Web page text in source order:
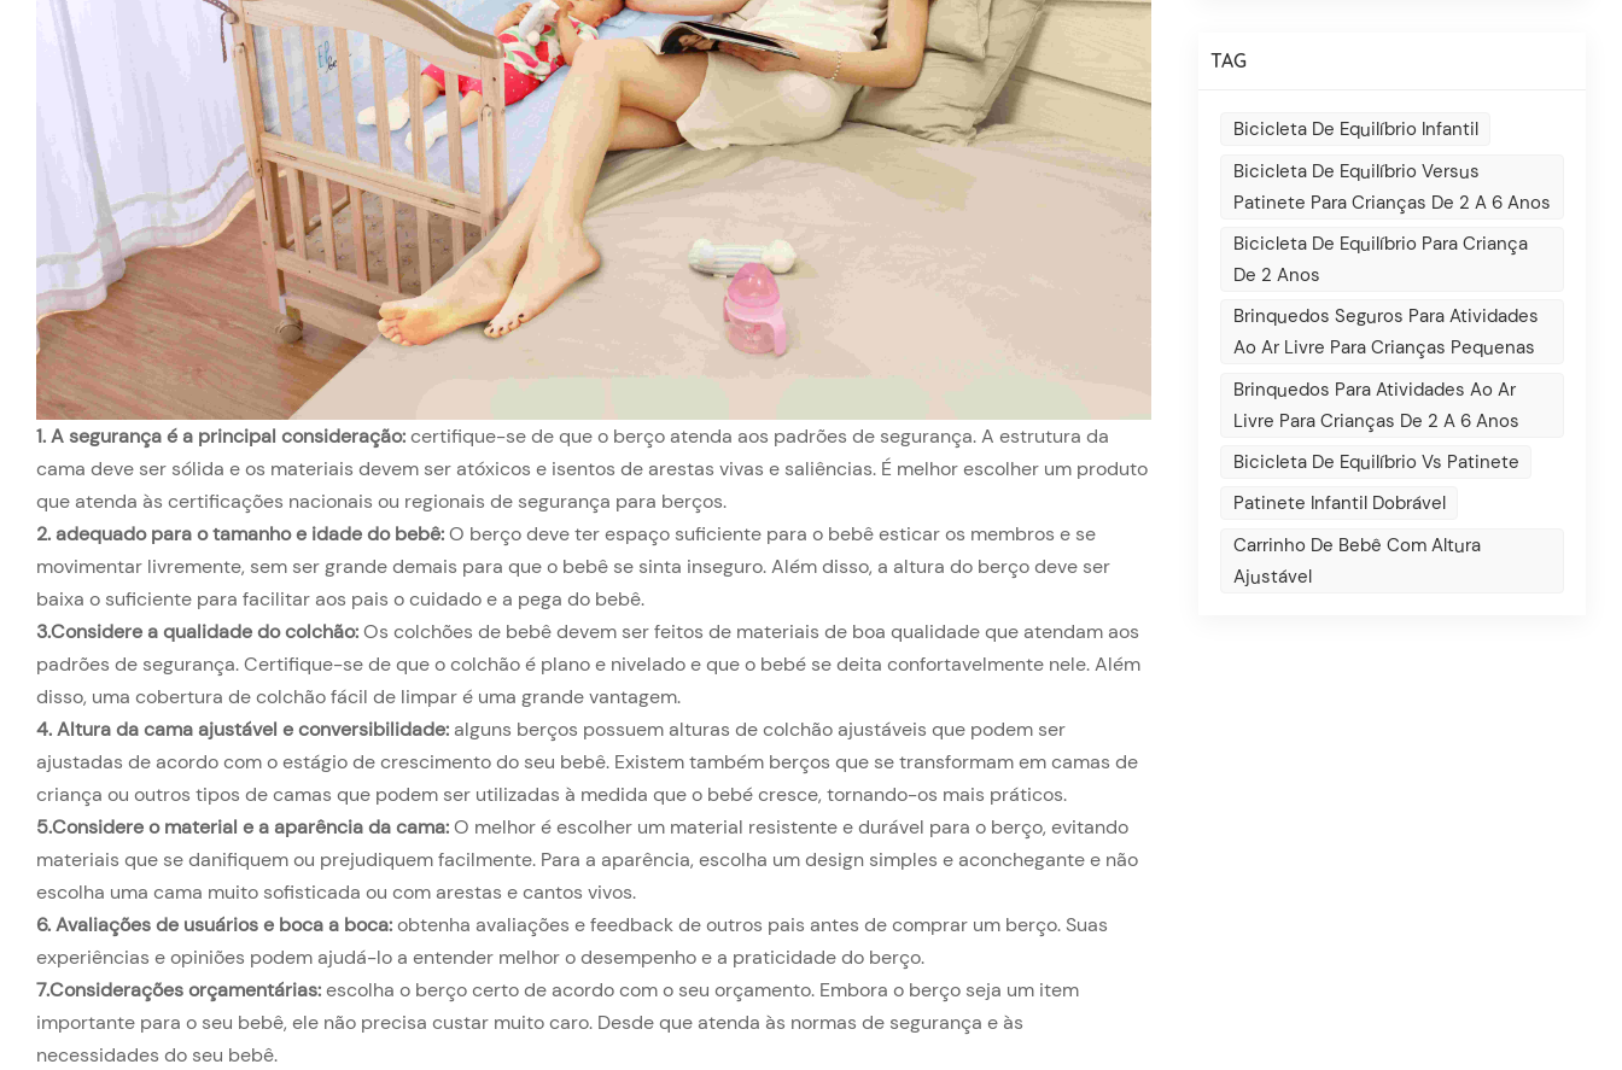
TAG
Bicicleta De Equilíbrio Infantil
Bicicleta De Equilíbrio Versus
Patinete Para Crianças De 2 A 6 Anos
Bicicleta De Equilíbrio Para Criança
De 2 Anos
Brinquedos Seguros Para Atividades
Ao Ar Livre Para Crianças Pequenas
Brinquedos Para Atividades Ao Ar
Livre Para Crianças De 2 A 6 Anos
Bicicleta De Equilíbrio Vs Patinete
Patinete Infantil Dobrável
Carrinho De Bebê Com Altura
Ajustável
1. A segurança é a principal consideração:certifique-se de que o berço atenda aos padrões de segurança. A estrutura da
cama deve ser sólida e os materiais devem ser atóxicos e isentos de arestas vivas e saliências. É melhor escolher um produto
que atenda às certificações nacionais ou regionais de segurança para berços.
2. adequado para o tamanho e idade do bebê:O berço deve ter espaço suficiente para o bebê esticar os membros e se
movimentar livremente, sem ser grande demais para que o bebê se sinta inseguro. Além disso, a altura do berço deve ser
baixa o suficiente para facilitar aos pais o cuidado e a pega do bebê.
3.Considere a qualidade do colchão:Os colchões de bebê devem ser feitos de materiais de boa qualidade que atendam aos
padrões de segurança. Certifique-se de que o colchão é plano e nivelado e que o bebé se deita confortavelmente nele. Além
disso, uma cobertura de colchão fácil de limpar é uma grande vantagem.
4. Altura da cama ajustável e conversibilidade:alguns berços possuem alturas de colchão ajustáveis que podem ser
ajustadas de acordo com o estágio de crescimento do seu bebê. Existem também berços que se transformam em camas de
criança ou outros tipos de camas que podem ser utilizadas à medida que o bebé cresce, tornando-os mais práticos.
5.Considere o material e a aparência da cama:O melhor é escolher um material resistente e durável para o berço, evitando
materiais que se danifiquem ou prejudiquem facilmente. Para a aparência, escolha um design simples e aconchegante e não
escolha uma cama muito sofisticada ou com arestas e cantos vivos.
6. Avaliações de usuários e boca a boca:obtenha avaliações e feedback de outros pais antes de comprar um berço. Suas
experiências e opiniões podem ajudá-lo a entender melhor o desempenho e a praticidade do berço.
7.Considerações orçamentárias:escolha o berço certo de acordo com o seu orçamento. Embora o berço seja um item
importante para o seu bebê, ele não precisa custar muito caro. Desde que atenda às normas de segurança e às
necessidades do seu bebê.